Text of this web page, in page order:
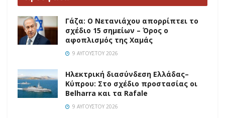
Γάζα: Ο Νετανιάχου απορρίπτει το
σχέδιο 15 σημείων – Όρος ο
αφοπλισμός της Χαμάς
9 ΑΥΓΟΎΣΤΟΥ 2026
Ηλεκτρική διασύνδεση Ελλάδας–
Κύπρου: Στο σχέδιο προστασίας οι
Belharra και τα Rafale
9 ΑΥΓΟΎΣΤΟΥ 2026